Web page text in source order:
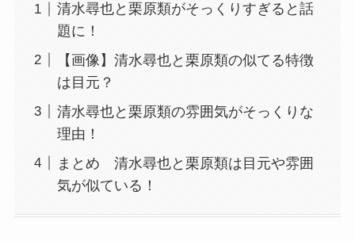
清水尋也と栗原類がそっくりすぎると話
題に！
【画像】清水尋也と栗原類の似てる特徴
は目元？
清水尋也と栗原類の雰囲気がそっくりな
理由！
まとめ 清水尋也と栗原類は目元や雰囲
気が似ている！